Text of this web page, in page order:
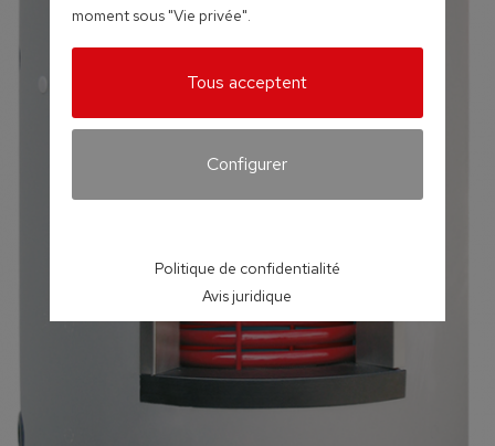
moment sous "Vie privée".
Tous acceptent
Configurer
Politique de confidentialité
Avis juridique